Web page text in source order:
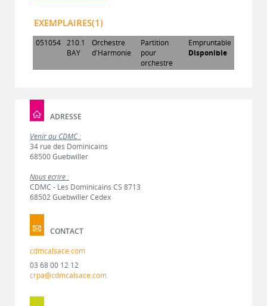
EXEMPLAIRES(1)
051054 210.1
BAY
Orchestre
d'Harmonie
Partition
pour
orchestre
Empruntable
Disponible
ADRESSE
Venir au CDMC :
34 rue des Dominicains
68500 Guebwiller
Nous écrire :
CDMC - Les Dominicains CS 8713
68502 Guebwiller Cedex
CONTACT
cdmcalsace.com
03 68 00 12 12
crpa@cdmcalsace.com